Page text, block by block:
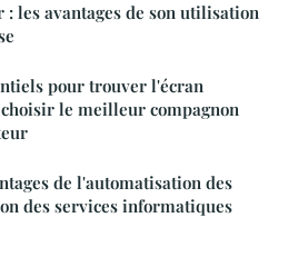
les avantages de son utilisation
pour trouver l'écran
le meilleur compagnon
de l'automatisation des
des services informatiques